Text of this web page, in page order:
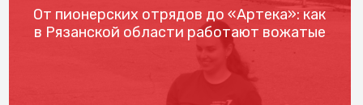
От пионерских отрядов до «Артека»: как
в Рязанской области работают вожатые